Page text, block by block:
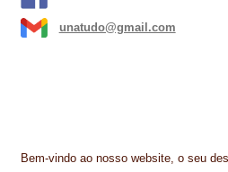
unatudo@gmail.com
Bem-vindo ao nosso website, o seu